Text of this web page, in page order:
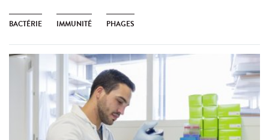
BACTÉRIE IMMUNITÉ PHAGES